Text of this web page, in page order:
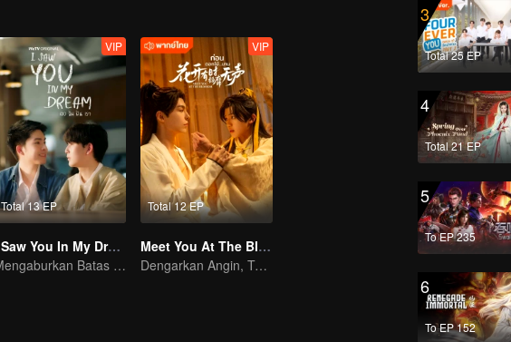
Total 13 EP
VIP
I Saw You In My Dream
Mengaburkan Batas Antara Mimpi dan Realitas
Total 12 EP
VIP
Meet You At The Blossom (Thai Ver.)
Dengarkan Angin, Tunggu Bunga Mekar
3
Total 25 EP
4
Total 21 EP
5
To EP 235
6
To EP 152